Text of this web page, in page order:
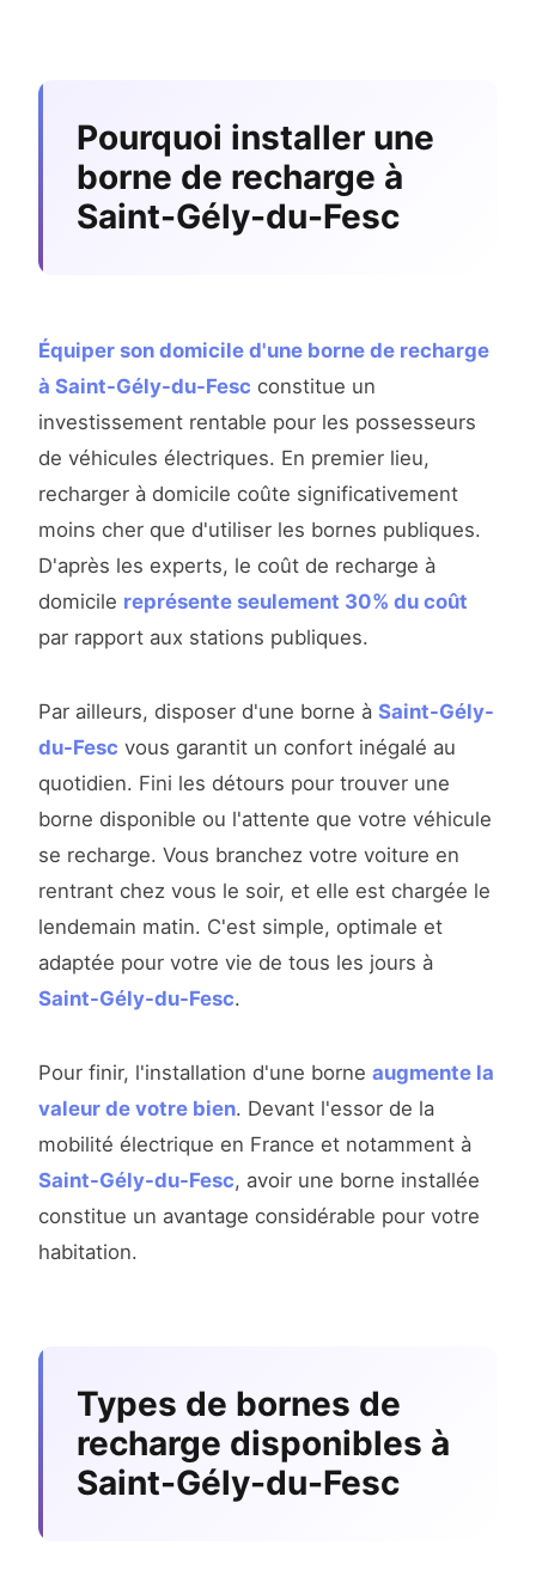
Pourquoi installer une
borne de recharge à
Saint-Gély-du-Fesc
Équiper son domicile d'une borne de recharge
à Saint-Gély-du-Fesc constitue un
investissement rentable pour les possesseurs
de véhicules électriques. En premier lieu,
recharger à domicile coûte significativement
moins cher que d'utiliser les bornes publiques.
D'après les experts, le coût de recharge à
domicile représente seulement 30% du coût
par rapport aux stations publiques.
Par ailleurs, disposer d'une borne à Saint-Gély-
du-Fesc vous garantit un confort inégalé au
quotidien. Fini les détours pour trouver une
borne disponible ou l'attente que votre véhicule
se recharge. Vous branchez votre voiture en
rentrant chez vous le soir, et elle est chargée le
lendemain matin. C'est simple, optimale et
adaptée pour votre vie de tous les jours à
Saint-Gély-du-Fesc.
Pour finir, l'installation d'une borne augmente la
valeur de votre bien. Devant l'essor de la
mobilité électrique en France et notamment à
Saint-Gély-du-Fesc, avoir une borne installée
constitue un avantage considérable pour votre
habitation.
Types de bornes de
recharge disponibles à
Saint-Gély-du-Fesc